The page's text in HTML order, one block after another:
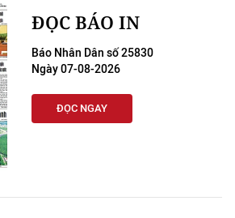
ĐỌC BÁO IN
Báo Nhân Dân số 25830
Ngày 07-08-2026
ĐỌC NGAY